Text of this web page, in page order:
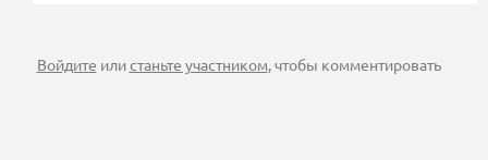
Войдите илистаньте участником , чтобы комментировать